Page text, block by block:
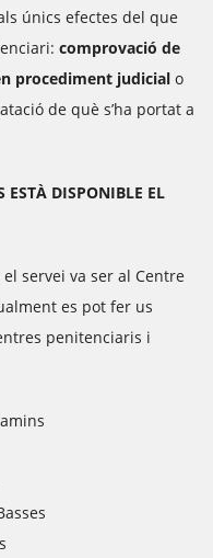
únics efectes del que
comprovació de
procediment judicial o
de què s’ha portat a
ESTÀ DISPONIBLE EL
servei va ser al Centre
es pot fer us
penitenciaris i